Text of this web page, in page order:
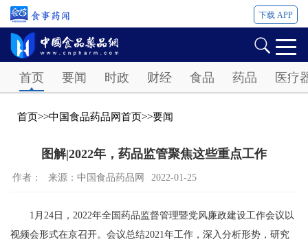
下载 APP
首页 要闻 时政 财经 食品 药品 医疗
首页>>中国食品药品网首页>>要闻
图解|2022年，药品监管聚焦这些重点工作
作者： 来源：中国食品药品网 2022-01-25
1月24日，2022年全国药品监督管理暨党风廉政建设工作会议以
视频会形式在京召开。会议总结2021年工作，深入分析形势，研究